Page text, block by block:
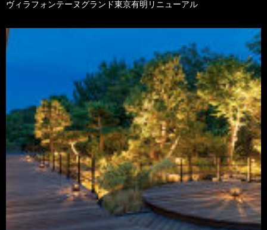
ヴィラフォンテーヌグランド東京有明リニューアル